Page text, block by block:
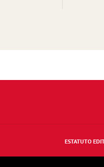
ESTATUTO